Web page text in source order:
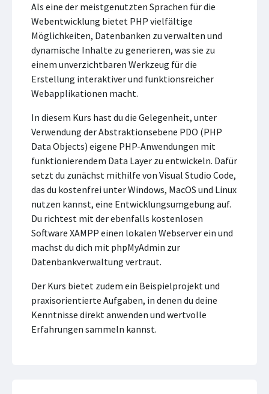
Als eine der meistgenutzten Sprachen für die
Webentwicklung bietet PHP vielfältige
Möglichkeiten, Datenbanken zu verwalten und
dynamische Inhalte zu generieren, was sie zu
einem unverzichtbaren Werkzeug für die
Erstellung interaktiver und funktionsreicher
Webapplikationen macht.
In diesem Kurs hast du die Gelegenheit, unter
Verwendung der Abstraktionsebene PDO (PHP
Data Objects) eigene PHP-Anwendungen mit
funktionierendem Data Layer zu entwickeln. Dafür
setzt du zunächst mithilfe von Visual Studio Code,
das du kostenfrei unter Windows, MacOS und Linux
nutzen kannst, eine Entwicklungsumgebung auf.
Du richtest mit der ebenfalls kostenlosen
Software XAMPP einen lokalen Webserver ein und
machst du dich mit phpMyAdmin zur
Datenbankverwaltung vertraut.
Der Kurs bietet zudem ein Beispielprojekt und
praxisorientierte Aufgaben, in denen du deine
Kenntnisse direkt anwenden und wertvolle
Erfahrungen sammeln kannst.